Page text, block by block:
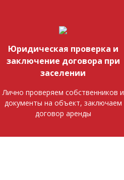
Юридическая проверка и
заключение договора при
заселении
Лично проверяем собственников и
документы на объект, заключаем
договор аренды